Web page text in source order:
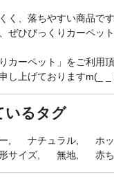
く、落ちやすい商品で
ぜひびっくりカーペッ
カーペット」をご利用
し上げておりますm(_ _
いるタグ
ナチュラル ホ
サイズ 無地 赤